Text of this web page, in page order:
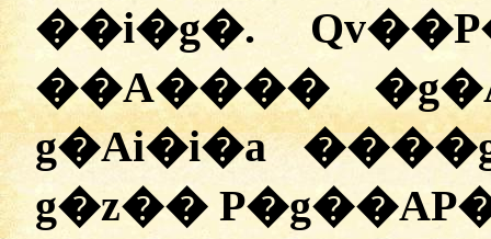
��i�g�.
��A����
g�Ai�i�a
g�z��